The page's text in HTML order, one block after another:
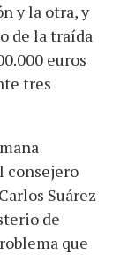
y la otra, y
de la traída
euros
tres
consejero
Suárez
de
que